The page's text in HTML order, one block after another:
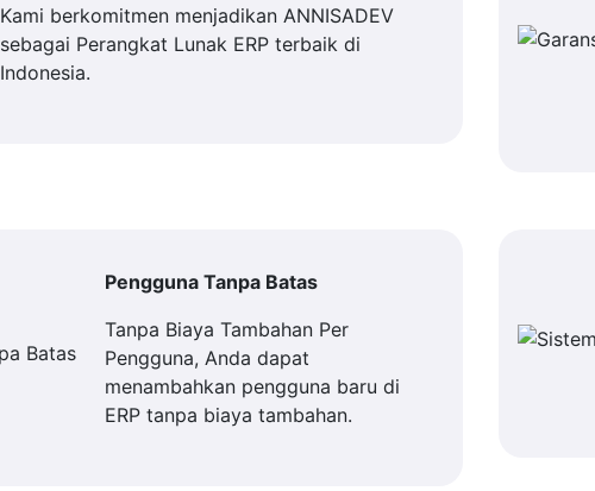
Kami berkomitmen menjadikan ANNISADEV
sebagai Perangkat Lunak ERP terbaik di
Indonesia.
Pengguna Tanpa Batas
Tanpa Biaya Tambahan Per
Pengguna, Anda dapat
menambahkan pengguna baru di
ERP tanpa biaya tambahan.